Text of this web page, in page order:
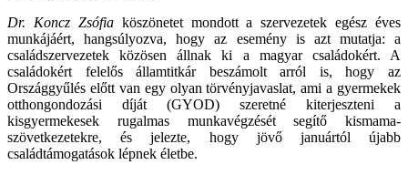
Dr. Koncz Zsófiaköszönetet mondott a szervezetek egész éves
munkájáért, hangsúlyozva, hogy az esemény is azt mutatja: a
családszervezetek közösen állnak ki a magyar családokért. A
családokért felelős államtitkár beszámolt arról is, hogy az
Országgyűlés előtt van egy olyan törvényjavaslat, ami a gyermekek
otthongondozási díját (GYOD) szeretné kiterjeszteni a
kisgyermekesek rugalmas munkavégzését segítő kismama-
szövetkezetekre, és jelezte, hogy jövő januártól újabb
családtámogatások lépnek életbe.